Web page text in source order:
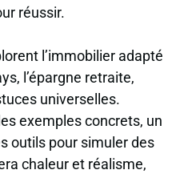
réussir.
l’immobilier adapté
l’épargne retraite,
universelles.
exemples concrets, un
outils pour simuler des
chaleur et réalisme,